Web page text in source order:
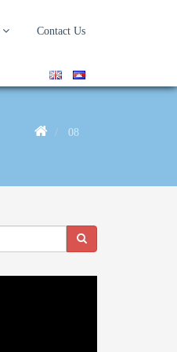
Contact Us
08